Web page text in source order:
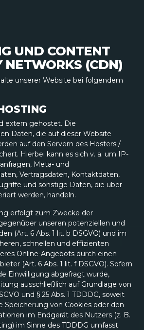
UND CONTENT
NETWORKS (CDN)
unserer Website bei folgendem
extern gehostet. Die
Daten, die auf dieser Website
auf den Servern des Hosters /
Hierbei kann es sich v. a. um IP-
Meta- und
Vertragsdaten, Kontaktdaten,
und sonstige Daten, die über
werden, handeln.
erfolgt zum Zwecke der
unseren potenziellen und
(Art. 6 Abs. 1 lit. b DSGVO) und im
schnellen und effizienten
Online-Angebots durch einen
(Art. 6 Abs. 1 lit. f DSGVO). Sofern
Einwilligung abgefragt wurde,
ausschließlich auf Grundlage von
und § 25 Abs. 1 TDDDG, soweit
Speicherung von Cookies oder den
im Endgerät des Nutzers (z. B.
im Sinne des TDDDG umfasst.